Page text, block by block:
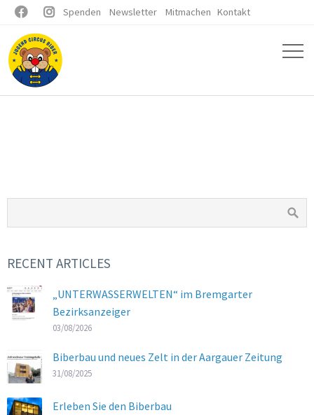
  Spenden Newsletter Mitmachen Kontakt
RECENT ARTICLES
„UNTERWASSERWELTEN“ im Bremgarter
Bezirksanzeiger
03/08/2026
Biberbau und neues Zelt in der Aargauer Zeitung
31/08/2025
Erleben Sie den Biberbau